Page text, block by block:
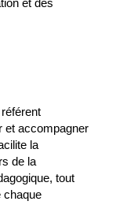
et des
et accompagner
la
de la
tout
chaque